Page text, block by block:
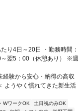
り4日～20日 ・勤務時間：
翌5：00（休憩あり） ※週
経験から安心・納得の高収
ようやく慣れてきた新生活
WワークOK
土日祝のみOK